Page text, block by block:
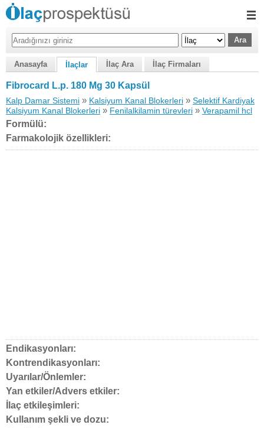
Anasayfa İlaçlar İlaç Ara İlaç Firmaları
Fibrocard L.p. 180 Mg 30 Kapsül
Kalp Damar Sistemi » Kalsiyum Kanal Blokerleri » Selektif Kardiyak
Kalsiyum Kanal Blokerleri » Fenilalkilamin türevleri » Verapamil hcl
Formülü:
Farmakolojik özellikleri:
Endikasyonları:
Kontrendikasyonları:
Uyarılar/Önlemler:
Yan etkiler/Advers etkiler:
İlaç etkileşimleri:
Kullanım şekli ve dozu: